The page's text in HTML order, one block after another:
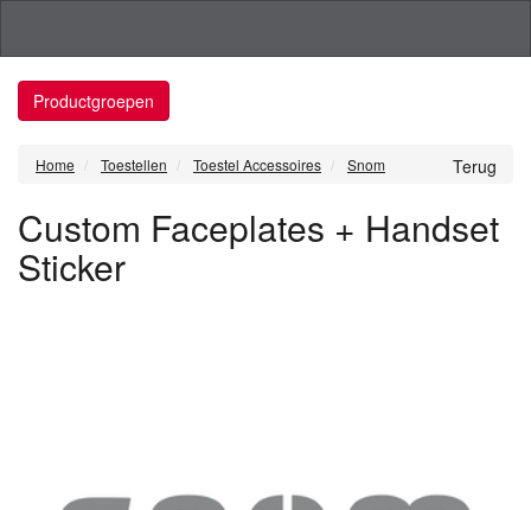
Productgroepen
Terug
Home Toestellen Toestel Accessoires Snom
Custom Faceplates + Handset
Sticker